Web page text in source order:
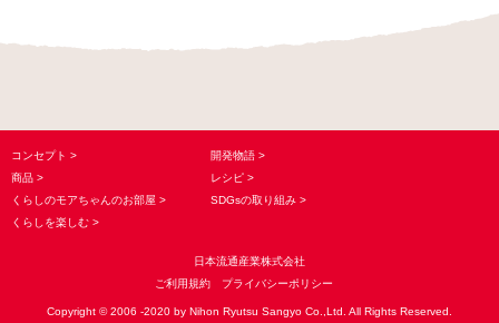
コンセプト
商品
くらしのモアちゃんのお部屋
くらしを楽しむ
開発物語
レシピ
SDGsの取り組み
日本流通産業株式会社
ご利用規約
プライバシーポリシー
Copyright © 2006 -2020 by Nihon Ryutsu Sangyo Co.,Ltd. All Rights Reserved.